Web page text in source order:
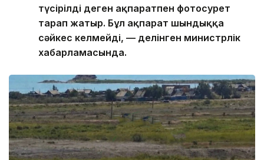
түсірілді деген ақпаратпен фотосурет
тарап жатыр. Бұл ақпарат шындыққа
сәйкес келмейді, — делінген министрлік
хабарламасында.